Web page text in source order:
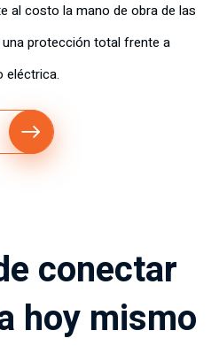
al costo la mano de obra de las
protección total frente a
eléctrica.
conectar
hoy mismo